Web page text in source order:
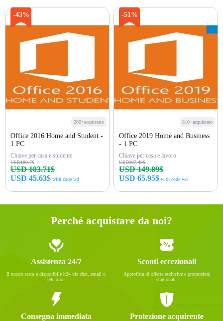
-43%
280+acquistato
Office 2016 Home and Student -
1 PC
Chiave per casa e studente
USD180.7$
USD 103.71$
USD 45.63$ with code wd
Acquista ora
-51%
810+acquistato
Office 2019 Home and Business
- 1 PC
Chiave per casa e lavoro
USD307.49$
USD 149.89$
USD 65.95$ with code wd
Acquista ora
Perché acquistare da noi?
Assistenza 24/7
Il nostro team è disponibile h24 via chat, email o
telefono.
Sconti eccezionali
Approfitta di offerte esclusive e promozioni
stagionali.
Consegna immediata Protezione acquirente